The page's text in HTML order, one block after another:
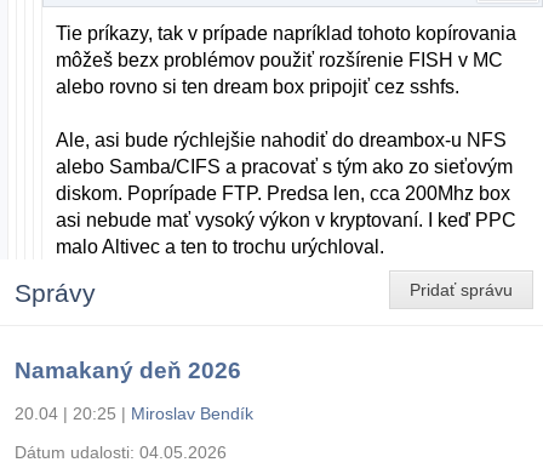
Tie príkazy, tak v prípade napríklad tohoto kopírovania
môžeš bezx problémov použiť rozšírenie FISH v MC
alebo rovno si ten dream box pripojiť cez sshfs.
Ale, asi bude rýchlejšie nahodiť do dreambox-u NFS
alebo Samba/CIFS a pracovať s tým ako zo sieťovým
diskom. Poprípade FTP. Predsa len, cca 200Mhz box
asi nebude mať vysoký výkon v kryptovaní. I keď PPC
malo Altivec a ten to trochu urýchloval.
Pridať správu
Správy
Namakaný deň 2026
20.04 | 20:25 | Miroslav Bendík
Dátum udalosti: 04.05.2026